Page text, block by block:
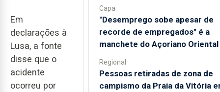
Em
declarações à
Lusa, a fonte
disse que o
acidente
ocorreu por
Capa
"Desemprego sobe apesar de
recorde de empregados" é a
manchete do Açoriano Oriental
Regional
Pessoas retiradas de zona de
campismo da Praia da Vitória